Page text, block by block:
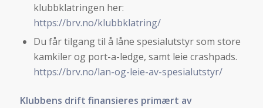
klubbklatringen her:
https://brv.no/klubbklatring/
Du får tilgang til å låne spesialutstyr som store
kamkiler og port-a-ledge, samt leie crashpads.
https://brv.no/lan-og-leie-av-spesialutstyr/
Klubbens drift finansieres primært av